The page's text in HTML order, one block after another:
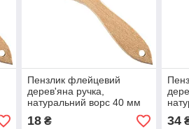
Пензлик флейцевий
дерев'яна ручка,
натуральний ворс 40 мм
18₴ 34